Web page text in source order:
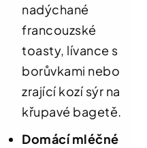
nadýchané
francouzské
toasty, lívance s
borůvkami nebo
zrající kozí sýr na
křupavé bagetě.
Domácí mléčné